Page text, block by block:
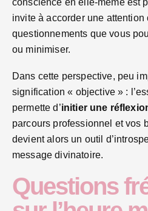
conscience en elle-même est
invite à accorder une attention
questionnements que vous
ou minimiser.
Dans cette perspective, peu
signification « objective » :
permette d’initier une
parcours professionnel et vos
devient alors un outil
message divinatoire.
Questions